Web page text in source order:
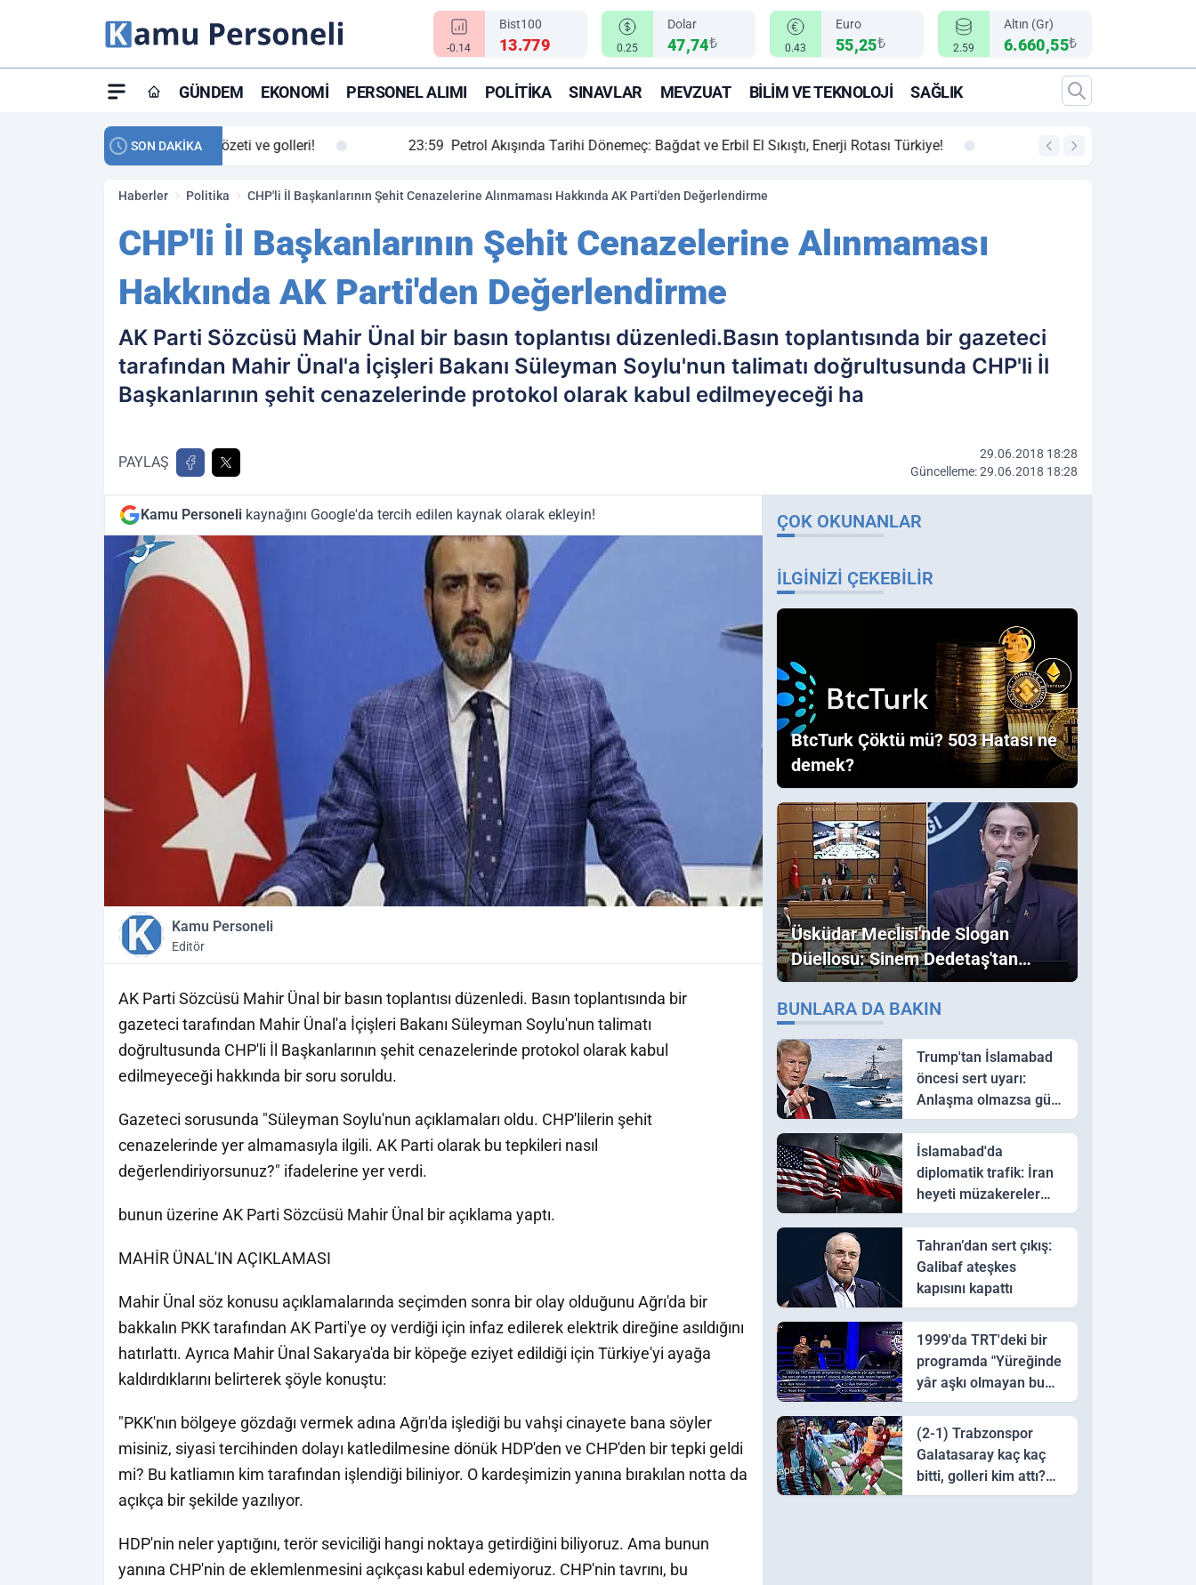
-0.14
Bist100
13.779 0.25
Dolar
47,74₺ 0.43
Euro
55,25₺ 2.59
Altın (Gr)
6.660,55₺
GÜNDEM EKONOMI PERSONEL ALIMI POLITIKA SINAVLAR MEVZUAT BILIM VE TEKNOLOJI SAĞLIK
SON DAKİKA
maç özeti ve golleri! 23:59 Petrol Akışında Tarihi Dönemeç: Bağdat ve Erbil El Sıkıştı, Enerji Rotası Türkiye! 00:12
Haberler Politika CHP'li İl Başkanlarının Şehit Cenazelerine Alınmaması Hakkında AK Parti'den Değerlendirme
CHP'li İl Başkanlarının Şehit Cenazelerine Alınmaması
Hakkında AK Parti'den Değerlendirme
AK Parti Sözcüsü Mahir Ünal bir basın toplantısı düzenledi.Basın toplantısında bir gazeteci
tarafından Mahir Ünal'a İçişleri Bakanı Süleyman Soylu'nun talimatı doğrultusunda CHP'li İl
Başkanlarının şehit cenazelerinde protokol olarak kabul edilmeyeceği ha
PAYLAŞ
29.06.2018 18:28
Güncelleme: 29.06.2018 18:28
Kamu Personeli kaynağını Google'da tercih edilen kaynak olarak ekleyin!
Kamu Personeli
Editör
AK Parti Sözcüsü Mahir Ünal bir basın toplantısı düzenledi. Basın toplantısında bir
gazeteci tarafından Mahir Ünal'a İçişleri Bakanı Süleyman Soylu'nun talimatı
doğrultusunda CHP'li İl Başkanlarının şehit cenazelerinde protokol olarak kabul
edilmeyeceği hakkında bir soru soruldu.
Gazeteci sorusunda "Süleyman Soylu'nun açıklamaları oldu. CHP'lilerin şehit
cenazelerinde yer almamasıyla ilgili. AK Parti olarak bu tepkileri nasıl
değerlendiriyorsunuz?" ifadelerine yer verdi.
bunun üzerine AK Parti Sözcüsü Mahir Ünal bir açıklama yaptı.
MAHİR ÜNAL'IN AÇIKLAMASI
Mahir Ünal söz konusu açıklamalarında seçimden sonra bir olay olduğunu Ağrı'da bir
bakkalın PKK tarafından AK Parti'ye oy verdiği için infaz edilerek elektrik direğine asıldığını
hatırlattı. Ayrıca Mahir Ünal Sakarya'da bir köpeğe eziyet edildiği için Türkiye'yi ayağa
kaldırdıklarını belirterek şöyle konuştu:
"PKK'nın bölgeye gözdağı vermek adına Ağrı'da işlediği bu vahşi cinayete bana söyler
misiniz, siyasi tercihinden dolayı katledilmesine dönük HDP'den ve CHP'den bir tepki geldi
mi? Bu katliamın kim tarafından işlendiği biliniyor. O kardeşimizin yanına bırakılan notta da
açıkça bir şekilde yazılıyor.
HDP'nin neler yaptığını, terör seviciliği hangi noktaya getirdiğini biliyoruz. Ama bunun
yanına CHP'nin de eklemlenmesini açıkçası kabul edemiyoruz. CHP'nin tavrını, bu
ÇOK OKUNANLAR
İLGINIZI ÇEKEBILIR
BtcTurk Çöktü mü? 503 Hatası ne
demek?
Üsküdar Meclisi'nde Slogan
Düellosu: Sinem Dedetaş'tan
Ezber Bozan "Erdoğan" ve
"İmamoğlu" Çıkışı!
BUNLARA DA BAKIN
Trump'tan İslamabad
öncesi sert uyarı:
Anlaşma olmazsa güç
kullanırız
İslamabad'da
diplomatik trafik: İran
heyeti müzakereler
için Pakistan'a ulaştı
Tahran’dan sert çıkış:
Galibaf ateşkes
kapısını kapattı
1999'da TRT'deki bir
programda "Yüreğinde
yâr aşkı olmayan bu
sazı çalarsa tingirdatır"
sözünü söyleyen halk
ozanı hangisidir?
(2-1) Trabzonspor
Galatasaray kaç kaç
bitti, golleri kim attı?
Trabzonspor